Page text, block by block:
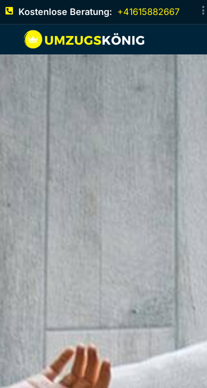
Kostenlose Beratung: +41615882667